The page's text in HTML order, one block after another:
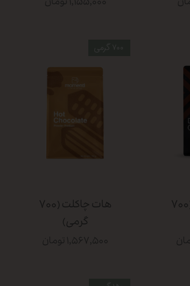
۱,۱۵۵,۰۰۰ تومان
دارک چاکلت (۷۰۰
هات چاکلت (۷۰۰
گرمی)
۱,۵۶۷,۵۰۰ تومان